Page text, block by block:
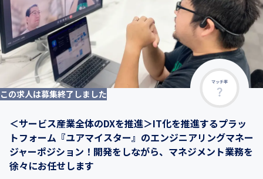
マッチ率
この求人は募集終了しました
＜サービス産業全体のDXを推進＞IT化を推進するプラッ
トフォーム『ユアマイスター』のエンジニアリングマネー
ジャーポジション！開発をしながら、マネジメント業務を
徐々にお任せします